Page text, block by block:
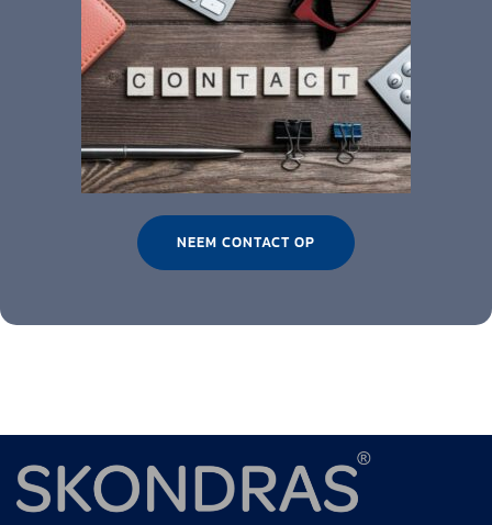
NEEM CONTACT OP